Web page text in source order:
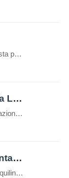
Nel cuore di Roma, nascosta per secoli sotto le fondamenta di monumenti successivi, giace una delle residenze più stravaganti e controverse mai costruite: la Domus Aurea, la Casa Dorata dell’imperatore Nerone. Più che un palazzo, fu un’utopia personale, un complesso colossale che ridefinì il concetto di lusso imperiale. Oggi, visitarla non è come entrare in […]
Museo Storico della Liberazione
Il museo storico della liberazione a Roma è un luogo di memoria e testimonianza della lotta per la libertà e la democrazia durante il periodo dell’occupazione nazista nella capitale italiana. Questa struttura è stata inaugurata nel 1955 e si trova nel cuore del quartiere Esquilino, nel centro storico della città. Appena entrati nel museo, ci […]
Basilica Papale Santa Maria Maggiore
Sulla sommità del colle Esquilino sorge la Basilica di Santa Maria Maggiore (o Basilica Liberiana), una delle quattro basiliche papali di Roma. Secondo la leggenda papa Liberio costruì una chiesa nel luogo, in cui, nella notte tra il 4 ed il 5 agosto del 358, sarebbe apparsa la neve sul colle dell’Esquilino, un evento miracoloso […]